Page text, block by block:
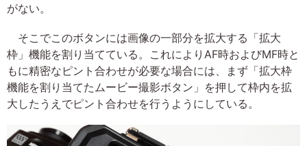
がない。
そこでこのボタンには画像の一部分を拡大する「拡大
枠」機能を割り当てている。これによりAF時およびMF時と
もに精密なピント合わせが必要な場合には、まず「拡大枠
機能を割り当てたムービー撮影ボタン」を押して枠内を拡
大したうえでピント合わせを行うようにしている。